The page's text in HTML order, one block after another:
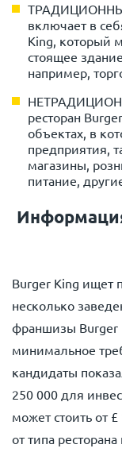
включает в
King, который
стоящее
например,
ресторан
объектах, в
предприятия,
магазины,
питание,
Burger King ищет
несколько
франшизы Burger
минимальное
кандидаты
250 000 для
может стоить от
от типа